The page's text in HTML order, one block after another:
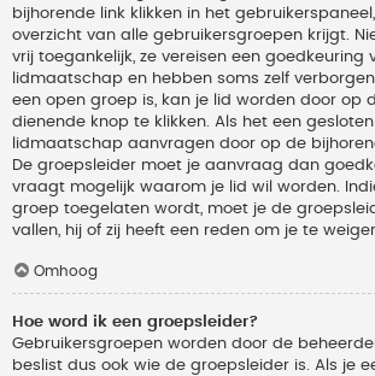
bijhorende link klikken in het
overzicht van alle gebruikersgroepen krijgt.
vrij toegankelijk, ze vereisen een goedkeuring
lidmaatschap en hebben soms zelf
een open groep is, kan je lid worden door op
dienende knop te klikken. Als het een
lidmaatschap aanvragen door op de
De groepsleider moet je aanvraag dan
vraagt mogelijk waarom je lid wil worden.
groep toegelaten wordt, moet je de
vallen, hij of zij heeft een reden om je te
Omhoog
Hoe word ik een groepsleider?
Gebruikersgroepen worden door de
beslist dus ook wie de groepsleider is. Als je